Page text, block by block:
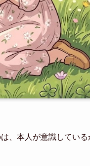
、本人が意識してい